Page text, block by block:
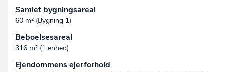
Samlet bygningsareal
60 m² (Bygning 1)
Beboelsesareal
316 m² (1 enhed)
Ejendommens ejerforhold